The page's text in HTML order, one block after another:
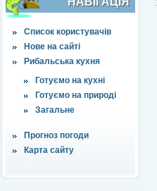
Список користувачів
Нове на сайті
Рибальська кухня
Готуємо на кухні
Готуємо на природі
Загальне
Прогноз погоди
Карта сайту